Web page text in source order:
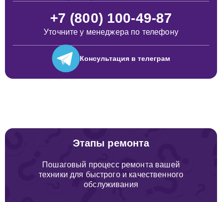
+7 (800) 100-49-87
Уточните у менеджера по телефону
Консультация в телеграм
Этапы ремонта
Пошаговый процесс ремонта вашей
техники для быстрого и качественного
обслуживания